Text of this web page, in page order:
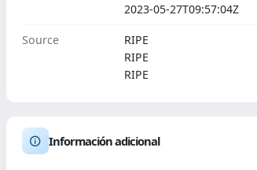
2023-05-27T09:57:04Z
Source
RIPE
RIPE
RIPE
Información adicional